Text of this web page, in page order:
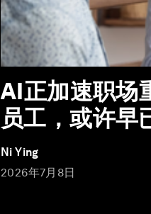
AI正加速职场
员工，或许早
Ni Ying
2026年7月8日